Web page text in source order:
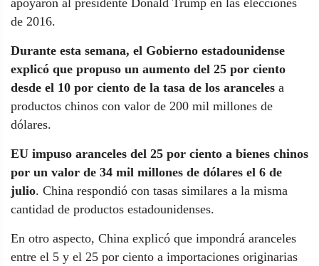
apoyaron al presidente Donald Trump en las elecciones
de 2016.
Durante esta semana, el Gobierno estadounidense
explicó que propuso un aumento del 25 por ciento
desde el 10 por ciento de la tasa de los aranceles a
productos chinos con valor de 200 mil millones de
dólares.
EU impuso aranceles del 25 por ciento a bienes chinos
por un valor de 34 mil millones de dólares el 6 de
julio. China respondió con tasas similares a la misma
cantidad de productos estadounidenses.
En otro aspecto, China explicó que impondrá aranceles
entre el 5 y el 25 por ciento a importaciones originarias